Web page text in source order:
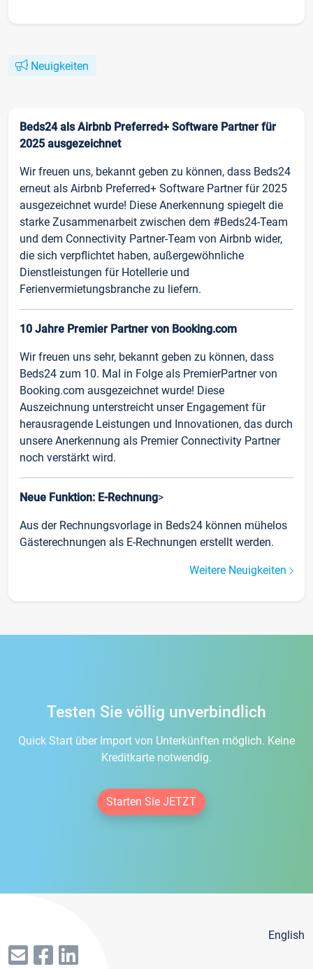
Neuigkeiten
Beds24 als Airbnb Preferred+ Software Partner für
2025 ausgezeichnet
Wir freuen uns, bekannt geben zu können, dass Beds24
erneut als Airbnb Preferred+ Software Partner für 2025
ausgezeichnet wurde! Diese Anerkennung spiegelt die
starke Zusammenarbeit zwischen dem #Beds24-Team
und dem Connectivity Partner-Team von Airbnb wider,
die sich verpflichtet haben, außergewöhnliche
Dienstleistungen für Hotellerie und
Ferienvermietungsbranche zu liefern.
10 Jahre Premier Partner von Booking.com
Wir freuen uns sehr, bekannt geben zu können, dass
Beds24 zum 10. Mal in Folge als PremierPartner von
Booking.com ausgezeichnet wurde! Diese
Auszeichnung unterstreicht unser Engagement für
herausragende Leistungen und Innovationen, das durch
unsere Anerkennung als Premier Connectivity Partner
noch verstärkt wird.
Neue Funktion: E-Rechnung>
Aus der Rechnungsvorlage in Beds24 können mühelos
Gästerechnungen als E-Rechnungen erstellt werden.
Weitere Neuigkeiten
Testen Sie völlig unverbindlich
Quick Start über Import von Unterkünften möglich. Keine
Kreditkarte notwendig.
Starten Sie JETZT
English